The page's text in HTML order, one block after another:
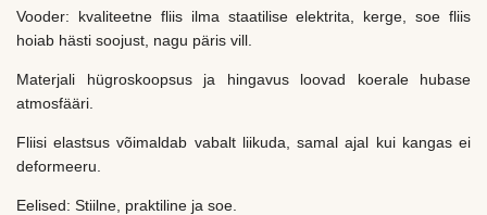
Vooder: kvaliteetne fliis ilma staatilise elektrita, kerge, soe fliis
hoiab hästi soojust, nagu päris vill.
Materjali hügroskoopsus ja hingavus loovad koerale hubase
atmosfääri.
Fliisi elastsus võimaldab vabalt liikuda, samal ajal kui kangas ei
deformeeru.
Eelised: Stiilne, praktiline ja soe.